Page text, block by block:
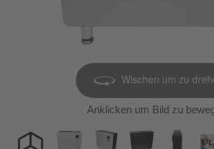
Wischen um zu
Anklicken um Bild zu